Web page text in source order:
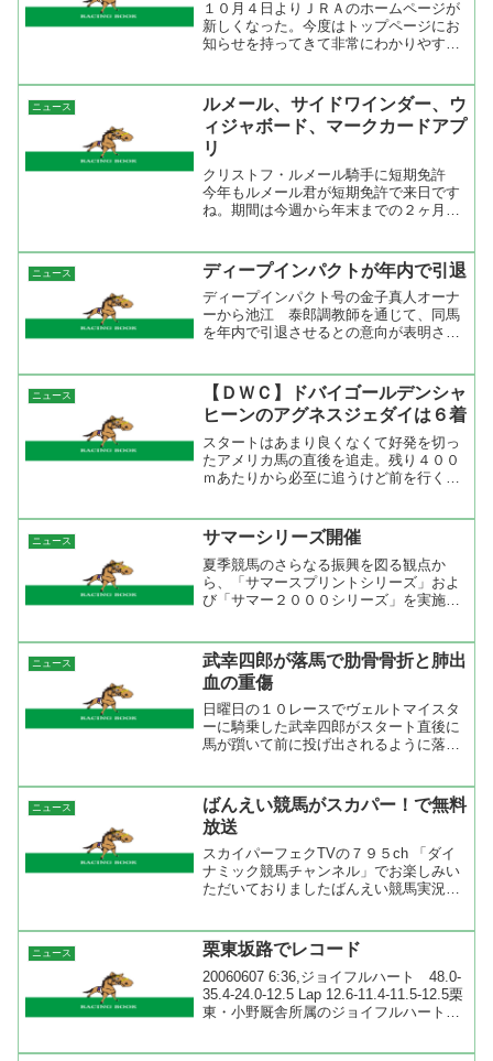
１０月４日よりＪＲＡのホームページが
新しくなった。今度はトップページにお
知らせを持ってきて非常にわかりやすく
トレセンブログ、ＪＲＡ育成ブログ、海
外駐在員ブログなど。他に...
ニュース
ルメール、サイドワインダー、ウ
ィジャボード、マークカードアプ
リ
クリストフ・ルメール騎手に短期免許
今年もルメール君が短期免許で来日です
ね。期間は今週から年末までの２ヶ月
ＪＲＡニュース------------------------...
ニュース ディープインパクトが年内で引退
ディープインパクト号の金子真人オーナ
ーから池江 泰郎調教師を通じて、同馬
を年内で引退させるとの意向が表明され
が組まれ、社台スタリオンステーション
（北海道・安平町早来）に...
ニュース
【ＤＷＣ】ドバイゴールデンシャ
ヒーンのアグネスジェダイは６着
スタートはあまり良くなくて好発を切っ
たアメリカ馬の直後を追走。残り４００
ｍあたりから必至に追うけど前を行くア
馬ではスタートダッシュとスピードの差
が出てしまった感じだね。...
ニュース サマーシリーズ開催
夏季競馬のさらなる振興を図る観点か
ら、「サマースプリントシリーズ」およ
び「サマー２０００シリーズ」を実施い
マー２０００シリーズ」のふたつのカテ
ゴリーで開催するというの...
ニュース
武幸四郎が落馬で肋骨骨折と肺出
血の重傷
日曜日の１０レースでヴェルトマイスタ
ーに騎乗した武幸四郎がスタート直後に
馬が躓いて前に投げ出されるように落
もしれない。肋骨骨折と肺出血というこ
とはすぐに復帰は難しいでし...
ニュース
ばんえい競馬がスカパー！で無料
放送
スカイパーフェクTVの７９５ch 「ダイ
ナミック競馬チャンネル」でお楽しみい
ただいておりましたばんえい競馬実況放
（なおB-２４１ch「ハッピー２４１」は
「そのだ・ひめ...
ニュース 栗東坂路でレコード
20060607 6:36,ジョイフルハート 48.0-
35.4-24.0-12.5 Lap 12.6-11.4-11.5-12.5栗
東・小野厩舎所属のジョイフルハートが